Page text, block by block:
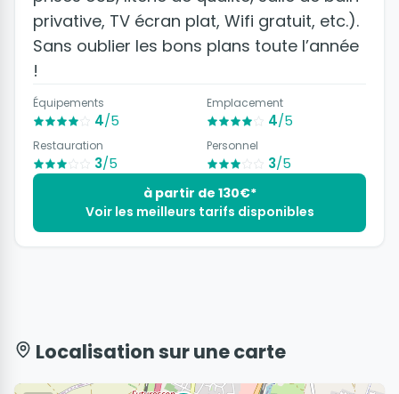
privative, TV écran plat, Wifi gratuit, etc.).
Sans oublier les bons plans toute l’année
!
Équipements
4/5
Emplacement
4/5
Restauration
3/5
Personnel
3/5
à partir de 130€*
Voir les meilleurs tarifs disponibles
Localisation sur une carte